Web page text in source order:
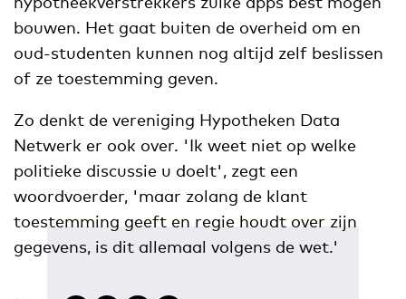
bouwen. Het gaat buiten de overheid om en
oud-studenten kunnen nog altijd zelf beslissen
of ze toestemming geven.
Zo denkt de vereniging Hypotheken Data
Netwerk er ook over. 'Ik weet niet op welke
politieke discussie u doelt', zegt een
woordvoerder, 'maar zolang de klant
toestemming geeft en regie houdt over zijn
gegevens, is dit allemaal volgens de wet.'